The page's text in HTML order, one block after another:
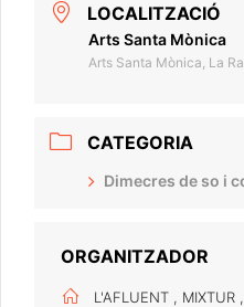
LOCALITZACIÓ
Arts Santa Mònica
Arts Santa Mònica, La
CATEGORIA
Dimecres de so i
ORGANITZADOR
L'AFLUENT , MIXTUR